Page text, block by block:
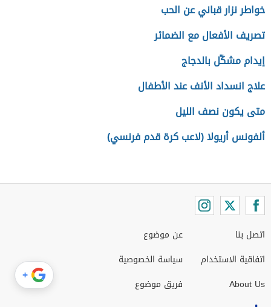
خواطر نزار قباني عن الحب
تصريف الأفعال مع الضمائر
إيدام مشكّل بالدجاج
علاج انسداد الأنف عند الأطفال
متى يكون نصف الليل
ألفونس أريولا (لاعب كرة قدم فرنسي)
اتصل بنا
اتفاقية الاستخدام
About Us
عن موضوع
سياسة الخصوصية
فريق موضوع
+